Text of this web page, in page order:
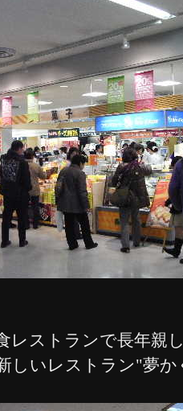
レストランで長年親
しいレストラン"夢